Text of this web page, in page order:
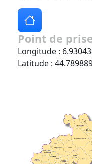
Point de
Longitude :
Latitude :